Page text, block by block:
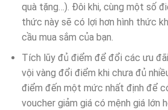
quà tặng…). Đôi khi, cùng một số
thức này sẽ có lợi hơn hình thức
cầu mua sắm của bạn.
Tích lũy đủ điểm để đổi các ưu
vội vàng đổi điểm khi chưa đủ
điểm đến một mức nhất định để
voucher giảm giá có mệnh giá lớn